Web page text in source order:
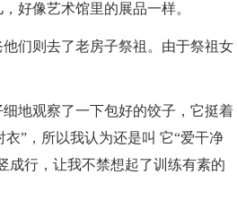
好像艺术馆里的展品一样。
们则去了老房子祭祖。由于祭祖女
地观察了一下包好的饺子，它挺着
”，所以我认为还是叫 它“爱干净
成行，让我不禁想起了训练有素的